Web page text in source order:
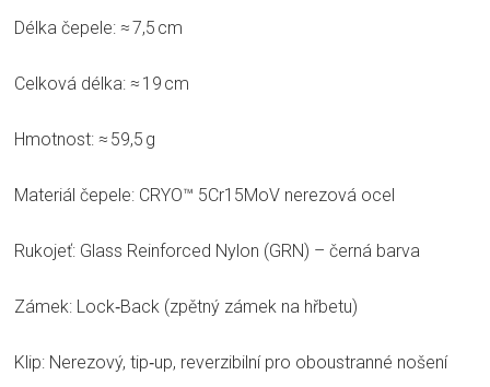
Délka čepele: ≈ 7,5 cm
Celková délka: ≈ 19 cm
Hmotnost: ≈ 59,5 g
Materiál čepele: CRYO™ 5Cr15MoV nerezová ocel
Rukojeť: Glass Reinforced Nylon (GRN) – černá barva
Zámek: Lock‑Back (zpětný zámek na hřbetu)
Klip: Nerezový, tip‑up, reverzibilní pro oboustranné nošení